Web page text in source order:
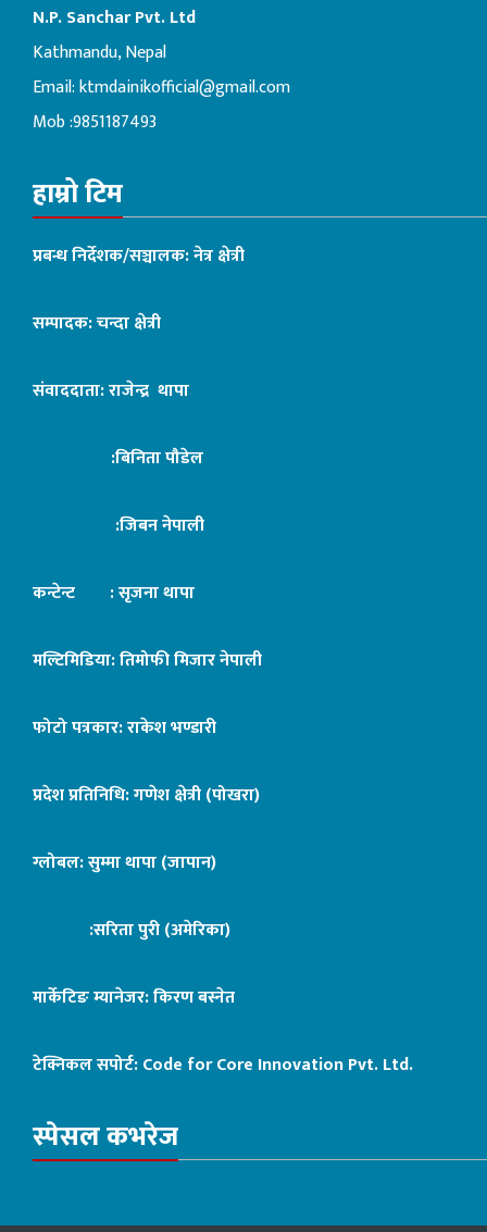
N.P. Sanchar Pvt. Ltd
Kathmandu, Nepal
Email:ktmdainikofficial@gmail.com
Mob :9851187493
हाम्रो टिम
प्रबन्ध निर्देशक/सञ्चालक: नेत्र क्षेत्री
सम्पादक: चन्दा क्षेत्री
संवाददाता: राजेन्द्र थापा
:बिनिता पौडेल
:जिबन नेपाली
कन्टेन्ट : सृजना थापा
मल्टिमिडिया: तिमोफी मिजार नेपाली
फोटो पत्रकार: राकेश भण्डारी
प्रदेश प्रतिनिधि: गणेश क्षेत्री (पोखरा)
ग्लोबल: सुम्मा थापा (जापान)
:सरिता पुरी (अमेरिका)
मार्केटिङ म्यानेजर: किरण बस्नेत
टेक्निकल सपोर्ट:Code for Core Innovation Pvt. Ltd.
स्पेसल कभरेज